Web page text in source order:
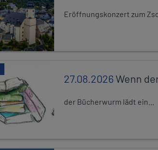
Eröffnungskonzert zum
27.08.2026Wenn
der Bücherwurm lädt ein...